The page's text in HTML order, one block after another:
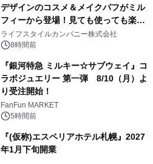
デザインのコスメ＆メイクパフがミル
フィーから登場！見ても使っても楽し
い、ポップでキュートなコレクショ
ン。
ライフスタイルカンパニー株式会社
8時間前
『銀河特急 ミルキー☆サブウェイ』コ
ラボジュエリー 第一弾 8/10（月）よ
り受注開始！
FanFun MARKET
5時間前
『(仮称)エスペリアホテル札幌』2027
年1月下旬開業